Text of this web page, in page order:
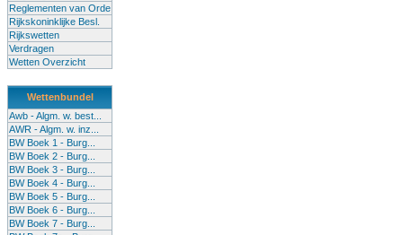
Reglementen van Orde
Rijkskoninklijke Besl.
Rijkswetten
Verdragen
Wetten Overzicht
Wettenbundel
Awb - Algm. w. best...
AWR - Algm. w. inz...
BW Boek 1 - Burg...
BW Boek 2 - Burg...
BW Boek 3 - Burg...
BW Boek 4 - Burg...
BW Boek 5 - Burg...
BW Boek 6 - Burg...
BW Boek 7 - Burg...